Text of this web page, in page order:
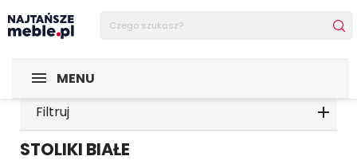
MENU
Filtruj
STOLIKI BIAŁE